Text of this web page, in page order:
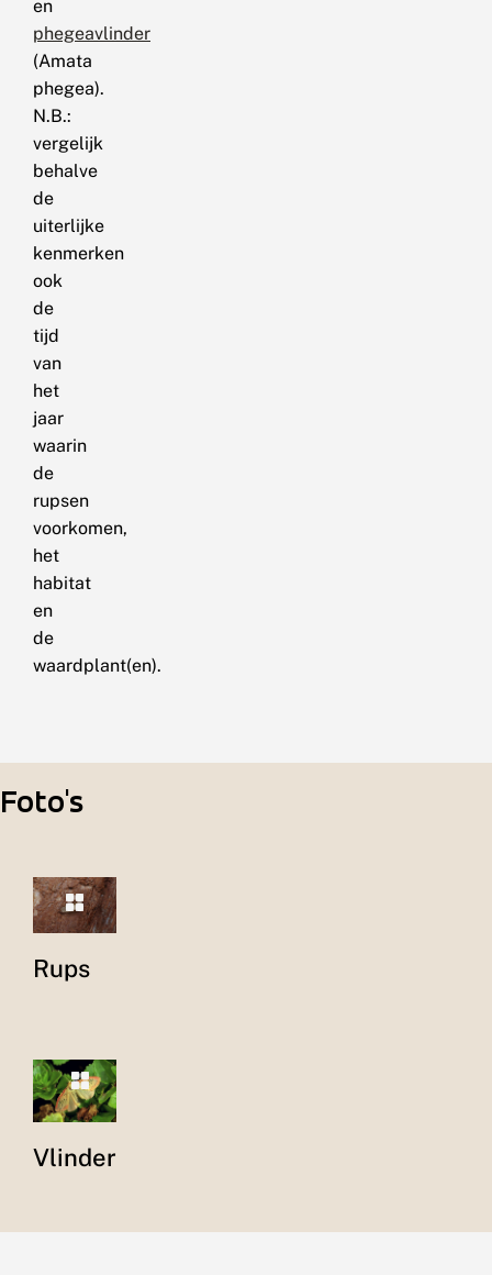
en
phegeavlinder
(Amata
phegea).
N.B.:
vergelijk
behalve
de
uiterlijke
kenmerken
ook
de
tijd
van
het
jaar
waarin
de
rupsen
voorkomen,
het
habitat
en
de
waardplant(en).
Foto's
Rups
Vlinder